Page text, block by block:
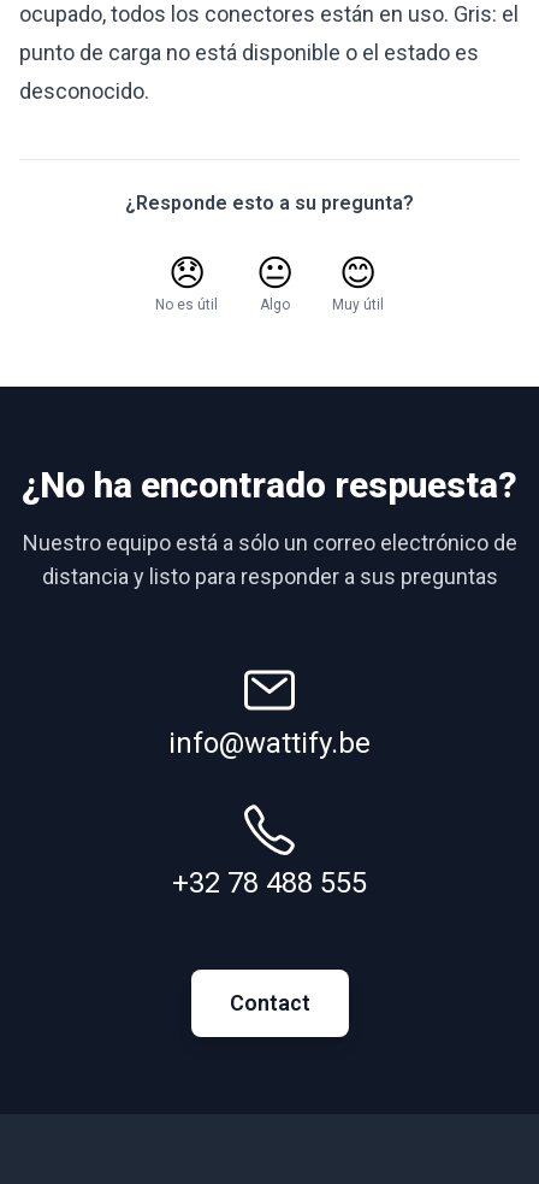
ocupado, todos los conectores están en uso. Gris: el
punto de carga no está disponible o el estado es
desconocido.
¿Responde esto a su pregunta?
😞
No es útil
😐
Algo
😊
Muy útil
¿No ha encontrado respuesta?
Nuestro equipo está a sólo un correo electrónico de
distancia y listo para responder a sus preguntas
info@wattify.be
+32 78 488 555
Contact